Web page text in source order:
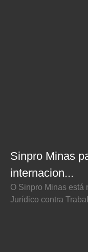
Sinpro Minas
internacion...
O Sinpro Minas está
Jurídico contra